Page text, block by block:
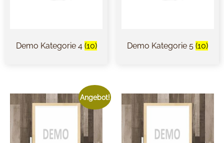
Demo Kategorie 4 (10) Demo Kategorie 5(10)
Angebot!